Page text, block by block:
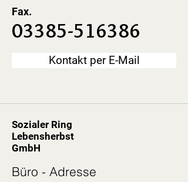
Fax.
03385-516386
Kontakt per E-Mail
Sozialer Ring
Lebensherbst
GmbH
Büro - Adresse